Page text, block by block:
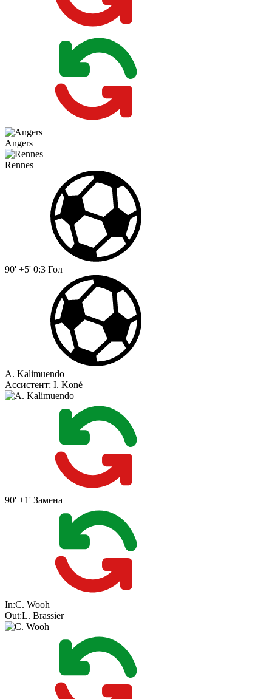
Angers
Rennes
90' +5' 0:3 Гол
A. Kalimuendo
Ассистент: I. Koné
90' +1' Замена
In:C. Wooh
Out:L. Brassier